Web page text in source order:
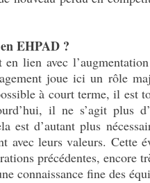
EHPAD ?
lien avec
joue ici un rôle
à court terme, il est
il ne s’agit plus
est d’autant plus
avec leurs valeurs.
précédentes, encore
connaissance fine des